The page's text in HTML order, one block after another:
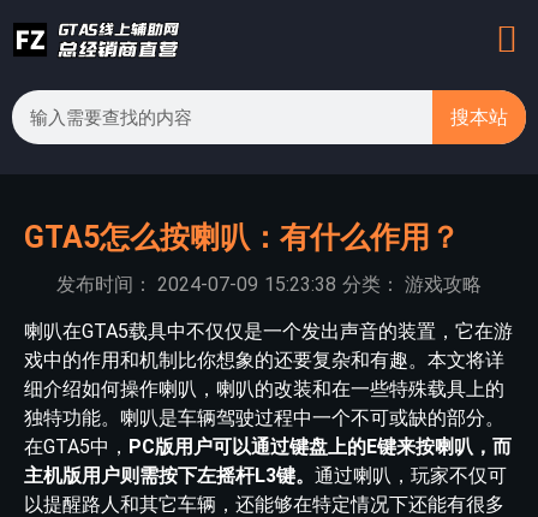
搜本站
GTA5怎么按喇叭：有什么作用？
发布时间： 2024-07-09 15:23:38 分类： 游戏攻略
喇叭在GTA5载具中不仅仅是一个发出声音的装置，它在游
戏中的作用和机制比你想象的还要复杂和有趣。本文将详
细介绍如何操作喇叭，喇叭的改装和在一些特殊载具上的
独特功能。喇叭是车辆驾驶过程中一个不可或缺的部分。
在GTA5中， PC版用户可以通过键盘上的E键来按喇叭，而
主机版用户则需按下左摇杆L3键。 通过喇叭，玩家不仅可
以提醒路人和其它车辆，还能够在特定情况下还能有很多